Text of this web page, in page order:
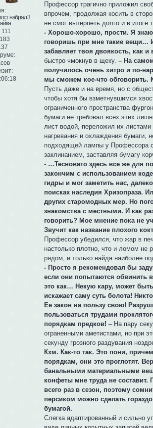
111
Профессор трагично приложил
впрочем, продолжая косить в
не смог вытерпеть долго и в
- Хорошо-хорошо, прости. Я
говоришь при мне такие вещи…
забавляет твоя двоякость, как
быстро чмокнув в щеку.– На
получилось очень хитро и по-
мы сможем кое-что обговорить.
Пусть даже и на время, но с
чтобы хотя бы взметнувшимся
ограниченного пространства
бумаги не требовал всех этих
лист водой, переложил их листами
нагревания и охлаждения бумаги,
подходящей лампы у Профессора
заклинанием, заставляя бумагу
- …Тесновато здесь все же для
закончим с использованием
гидры и мог заметить нас,
поисках наследия Хризопраза.
других старомодных мер. Но
знакомства с местными. И как
говорить? Мое мнение пока не
Звучит как название плохого
Профессор убедился, что жар в
настолько плотно, что и ломом
рядом, и только найдя наиболее
- Просто я рекомендовал бы
если они попытаются обвинить
это как… Некую кару, может
искажает саму суть болота!
Ее закон на пользу свою!
пользоваться трудами
порядкам предков! – На пару
ограненными аметистами, но при
секунду грозного раздувания
Кхм. Как-то так. Это пони,
порядкам, они это проглотят.
банальными материальными
конфеты мне труда не
всего раз в сезон, поэтому
персиком можно сделать
бумагой.
Слегка адаптированный и сильно